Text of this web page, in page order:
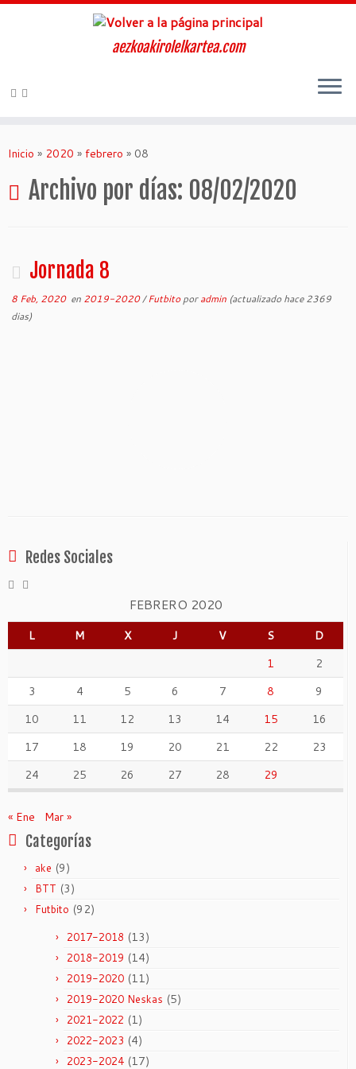
aezkoakirolelkartea.com
Inicio » 2020 » febrero » 08
Archivo por días: 08/02/2020
Jornada 8
8 Feb, 2020en 2019-2020/Futbitoporadmin (actualizado hace 2369
dias)
Redes Sociales
FEBRERO 2020
L M X J V S
D
1
2
3
4 5 6 7 8
9
10
11 12 13 14 15
16
17
18 19 20 21 22
23
24
25 26 27 28 29
« Ene Mar »
Categorías
ake (9)
BTT (3)
Futbito (92)
2017-2018 (13)
2018-2019 (14)
2019-2020 (11)
2019-2020 Neskas (5)
2021-2022 (1)
2022-2023 (4)
2023-2024 (17)